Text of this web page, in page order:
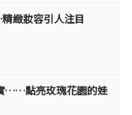
緻妝容引人注目
……點亮玫瑰花園的娃